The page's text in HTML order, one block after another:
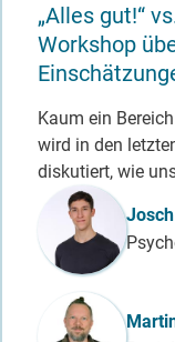
„Alles gut!“
Workshop
Kaum ein
wird in den
diskutiert, wie
Referent_in